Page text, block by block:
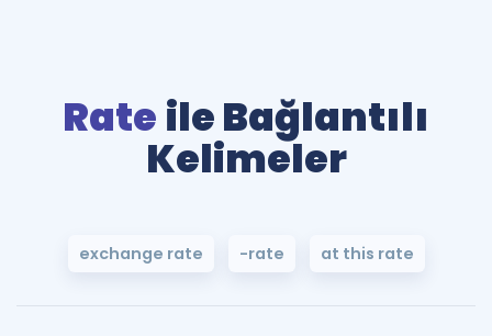
Rate ile Bağlantılı
Kelimeler
exchange rate -rate at this rate